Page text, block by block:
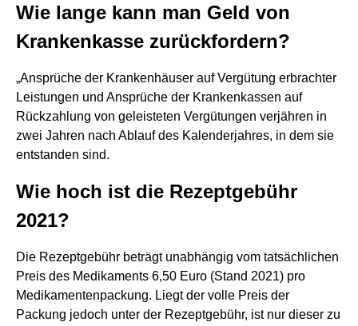
Wie lange kann man Geld von
Krankenkasse zurückfordern?
„Ansprüche der Krankenhäuser auf Vergütung erbrachter
Leistungen und Ansprüche der Krankenkassen auf
Rückzahlung von geleisteten Vergütungen verjähren in
zwei Jahren nach Ablauf des Kalenderjahres, in dem sie
entstanden sind.
Wie hoch ist die Rezeptgebühr
2021?
Die Rezeptgebühr beträgt unabhängig vom tatsächlichen
Preis des Medikaments 6,50 Euro (Stand 2021) pro
Medikamentenpackung. Liegt der volle Preis der
Packung jedoch unter der Rezeptgebühr, ist nur dieser zu